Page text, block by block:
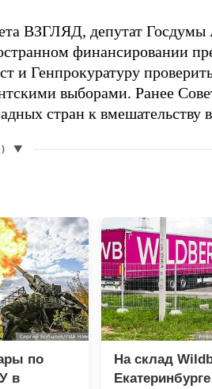
ВЗГЛЯД, депутат
финансировании
и Генпрокуратуру
выборами. Ранее
стран к
▼
по
в
На склад